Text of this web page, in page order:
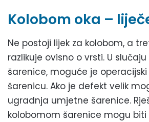
Kolobom oka –
Ne postoji lijek za kolobom, a
razlikuje ovisno o vrsti. U
šarenice, moguće je
šarenicu. Ako je defekt velik
ugradnja umjetne šarenice.
kolobomom šarenice mogu biti